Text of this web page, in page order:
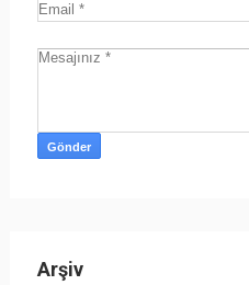
Arşiv